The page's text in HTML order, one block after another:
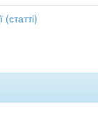
(статті)